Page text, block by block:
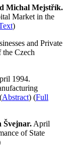
Michal Mejstřík.
Market in the
)
and Private
the Czech
1994.
Abstract) (Full
Švejnar. April
of State